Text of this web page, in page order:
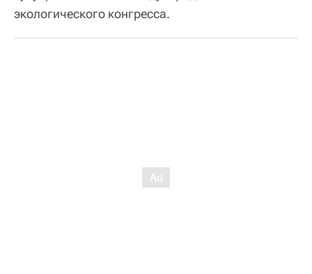
экологического конгресса.